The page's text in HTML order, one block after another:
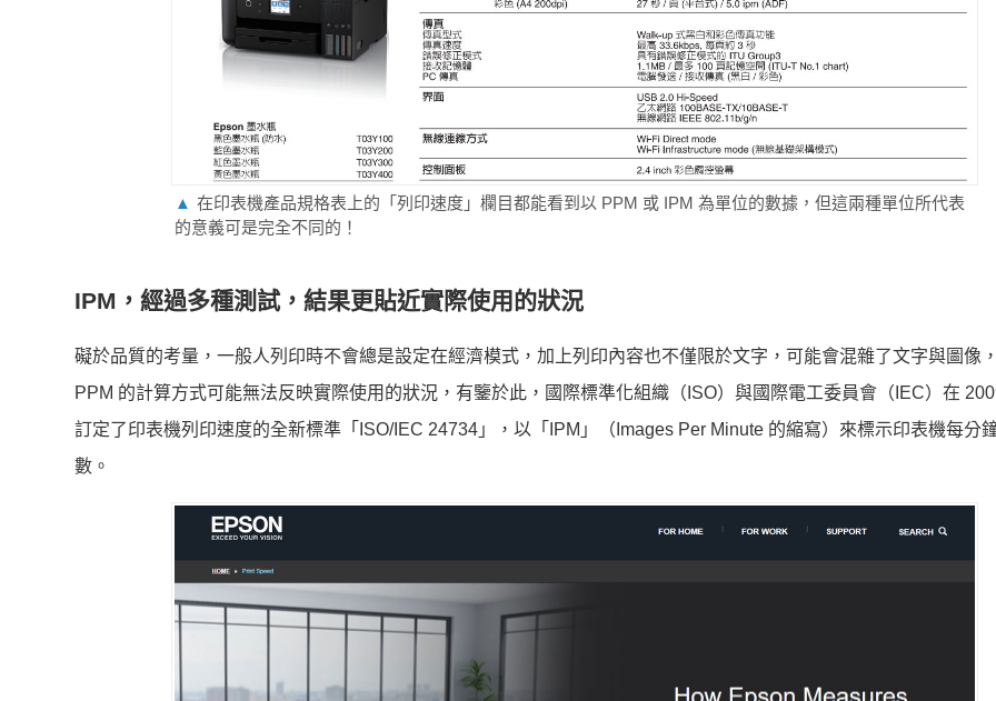
▲ 在印表機產品規格表上的「列印速度」欄目都能看到以 PPM 或 IPM 為單位的數據，但這兩種單位所代表
的意義可是完全不同的！
IPM，經過多種測試，結果更貼近實際使用的狀況
礙於品質的考量，一般人列印時不會總是設定在經濟模式，加上列印內容也不僅限於文字，可能會混雜了文字與圖像
PPM 的計算方式可能無法反映實際使用的狀況，有鑒於此，國際標準化組織（ISO）與國際電工委員會（IEC）在
訂定了印表機列印速度的全新標準「ISO/IEC 24734」，以「IPM」（Images Per Minute 的縮寫）來標示印表機每分
數。